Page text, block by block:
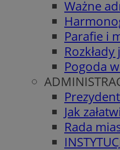
Ważne
Parafie i
Pogoda
Jak
Rada